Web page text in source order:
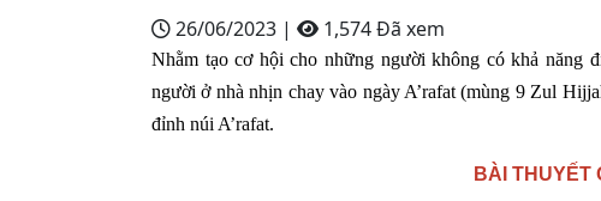
26/06/2023 | 1,574 Đã xem
Nhằm tạo cơ hội cho những người không có khả năng
người ở nhà nhịn chay vào ngày A’rafat (mùng 9 Zul
đỉnh núi A’rafat.
BÀI THUYẾT